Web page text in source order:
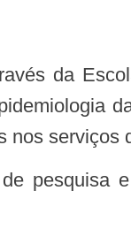
nos serviços